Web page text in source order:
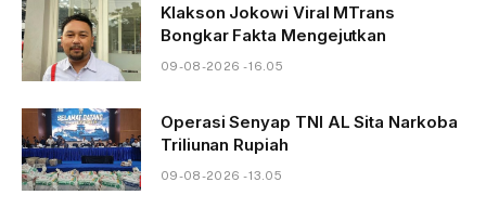
Klakson Jokowi Viral MTrans
Bongkar Fakta Mengejutkan
09-08-2026 - 16.05
Operasi Senyap TNI AL Sita Narkoba
Triliunan Rupiah
09-08-2026 - 13.05